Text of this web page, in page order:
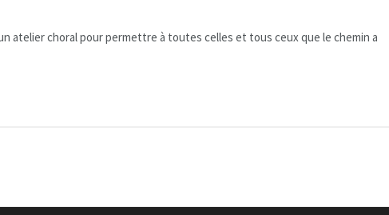
atelier choral pour permettre à toutes celles et tous ceux que le chemin a